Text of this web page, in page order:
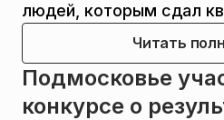
людей, которым сдал
Читать
Подмосковье
конкурсе о